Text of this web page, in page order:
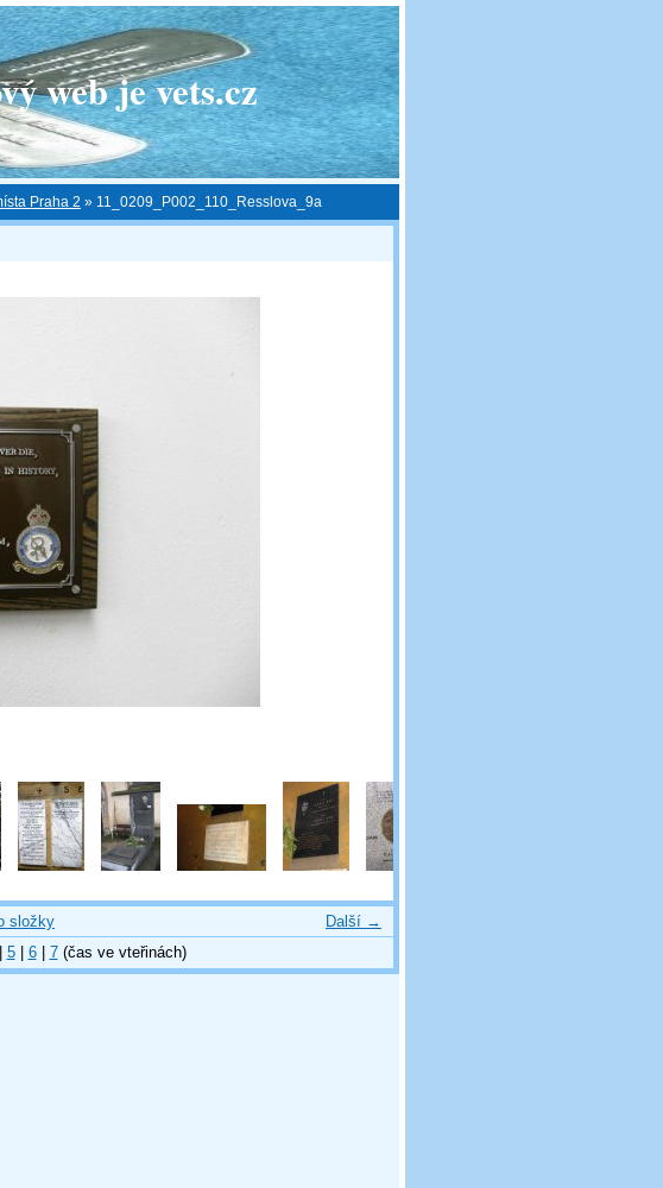
web je vets.cz
Praha 2 » 11_0209_P002_110_Resslova_9a
Další →
složky
5| 6| 7(čas ve vteřinách)